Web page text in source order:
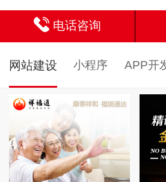
电话咨询
网站建设 小程序 APP开